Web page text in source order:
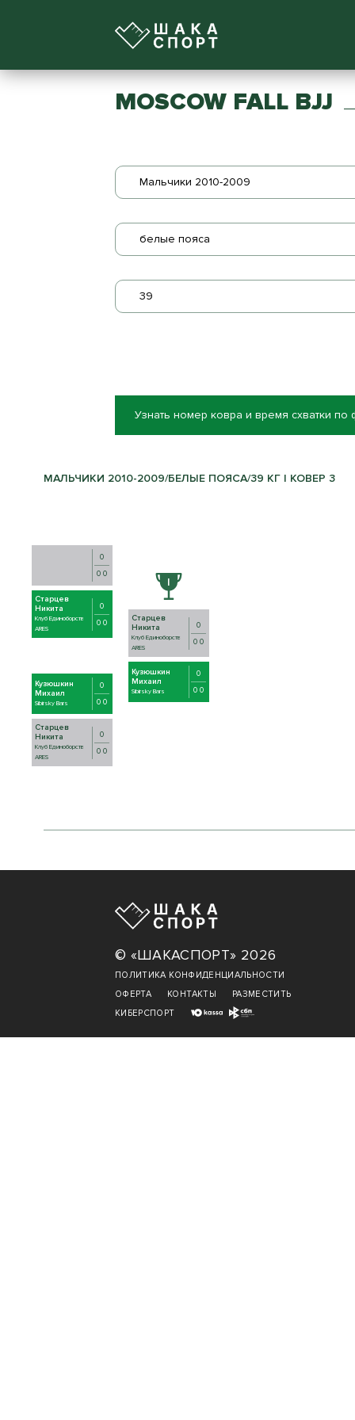
MOSCOW FALL BJJ
Мальчики 2010-2009
белые пояса
39
Узнать номер ковра и время схватки по
МАЛЬЧИКИ 2010-2009/БЕЛЫЕ ПОЯСА/39 КГ | КОВЕР 3
0
0 0
Старцев
Никита
Клуб Единоборств
ARES
0
0 0
Кузюшкин
Михаил
Sibirsky Bars
0
0 0
Старцев
Никита
Клуб Единоборств
ARES
0
0 0
Старцев
Никита
Клуб Единоборств
ARES
0
0 0
Кузюшкин
Михаил
Sibirsky Bars
0
0 0
© «ШАКАСПОРТ» 2026
ПОЛИТИКА КОНФИДЕНЦИАЛЬНОСТИ
ОФЕРТА
КОНТАКТЫ
РАЗМЕСТИТЬ
КИБЕРСПОРТ